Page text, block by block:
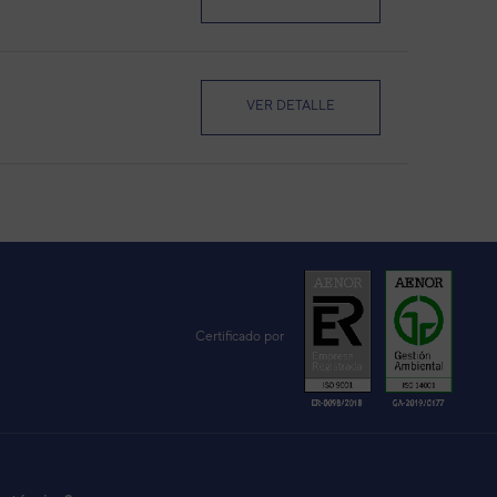
VER DETALLE
VER DETALLE
Certificado por